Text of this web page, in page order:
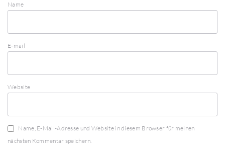
Name
E-mail
Website
Name, E-Mail-Adresse und Website in diesem Browser für meinen
nächsten Kommentar speichern.